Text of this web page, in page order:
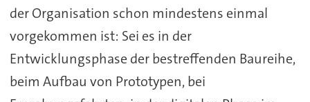
der Organisation schon mindestens einmal
vorgekommen ist: Sei es in der
Entwicklungsphase der bestreffenden Baureihe,
beim Aufbau von Prototypen, bei